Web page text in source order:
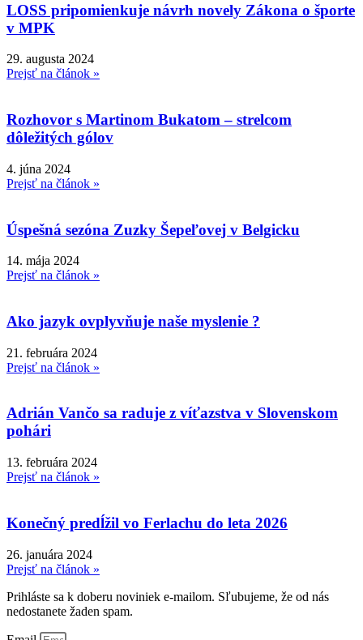
LOSS pripomienkuje návrh novely Zákona o športe
v MPK
29. augusta 2024
Prejsť na článok »
Rozhovor s Martinom Bukatom – strelcom
dôležitých gólov
4. júna 2024
Prejsť na článok »
Úspešná sezóna Zuzky Šepeľovej v Belgicku
14. mája 2024
Prejsť na článok »
Ako jazyk ovplyvňuje naše myslenie ?
21. februára 2024
Prejsť na článok »
Adrián Vančo sa raduje z víťazstva v Slovenskom
pohári
13. februára 2024
Prejsť na článok »
Konečný predĺžil vo Ferlachu do leta 2026
26. januára 2024
Prejsť na článok »
Prihláste sa k doberu noviniek e-mailom. Sľubujeme, že od nás
nedostanete žaden spam.